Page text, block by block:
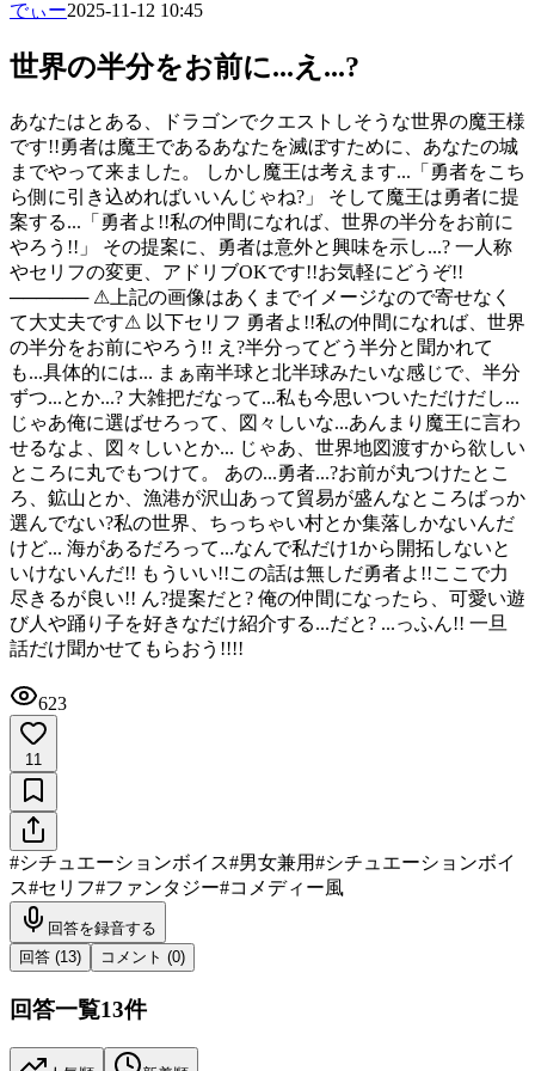
でぃー2025-11-12 10:45
世界の半分をお前に...え...?
あなたはとある、ドラゴンでクエストしそうな世界の魔王様
です!!勇者は魔王であるあなたを滅ぼすために、あなたの城
までやって来ました。 しかし魔王は考えます...「勇者をこち
ら側に引き込めればいいんじゃね?」 そして魔王は勇者に提
案する...「勇者よ!!私の仲間になれば、世界の半分をお前に
やろう!!」 その提案に、勇者は意外と興味を示し...? 一人称
やセリフの変更、アドリブOKです!!お気軽にどうぞ!!
────── ⚠︎上記の画像はあくまでイメージなので寄せなく
て大丈夫です⚠︎ 以下セリフ 勇者よ!!私の仲間になれば、世界
の半分をお前にやろう!! え?半分ってどう半分と聞かれて
も...具体的には... まぁ南半球と北半球みたいな感じで、半分
ずつ...とか...? 大雑把だなって...私も今思いついただけだし...
じゃあ俺に選ばせろって、図々しいな...あんまり魔王に言わ
せるなよ、図々しいとか... じゃあ、世界地図渡すから欲しい
ところに丸でもつけて。 あの...勇者...?お前が丸つけたとこ
ろ、鉱山とか、漁港が沢山あって貿易が盛んなところばっか
選んでない?私の世界、ちっちゃい村とか集落しかないんだ
けど... 海があるだろって...なんで私だけ1から開拓しないと
いけないんだ!! もういい!!この話は無しだ勇者よ!!ここで力
尽きるが良い!! ん?提案だと? 俺の仲間になったら、可愛い遊
び人や踊り子を好きなだけ紹介する...だと? ...っふん!! 一旦
話だけ聞かせてもらおう!!!!
623
11
#シチュエーションボイス#男女兼用#シチュエーションボイ
ス#セリフ#ファンタジー#コメディー風
回答を録音する
回答 (13) コメント (0)
回答一覧13件